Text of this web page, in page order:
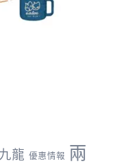
九龍 優惠情報 兩